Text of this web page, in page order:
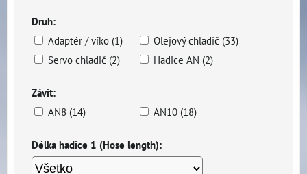
Druh:
Adaptér / víko (1)
Olejový chladič (33)
Servo chladič (2)
Hadice AN (2)
Závit:
AN8 (14)
AN10 (18)
Délka hadice 1 (Hose length):